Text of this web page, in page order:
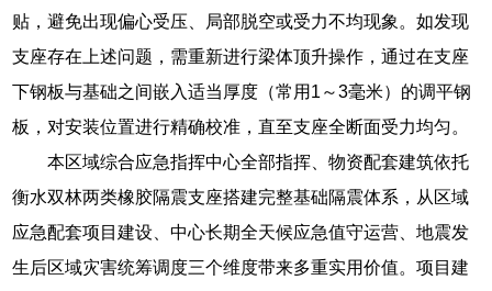
贴，避免出现偏心受压、局部脱空或受力不均现象。如发现
支座存在上述问题，需重新进行梁体顶升操作，通过在支座
下钢板与基础之间嵌入适当厚度（常用1～3毫米）的调平钢
板，对安装位置进行精确校准，直至支座全断面受力均匀。
本区域综合应急指挥中心全部指挥、物资配套建筑依托
衡水双林两类橡胶隔震支座搭建完整基础隔震体系，从区域
应急配套项目建设、中心长期全天候应急值守运营、地震发
生后区域灾害统筹调度三个维度带来多重实用价值。项目建